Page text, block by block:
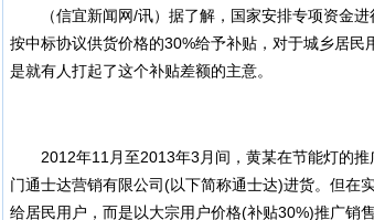
（信宜新闻网/讯）据了解，国家安排专项资金进
按中标协议供货价格的30%给予补贴，对于城乡居
是就有人打起了这个补贴差额的主意。
2012年11月至2013年3月间，黄某在节能灯的推
门通士达营销有限公司(以下简称通士达)进货。但在
给居民用户，而是以大宗用户价格(补贴30%)推广销